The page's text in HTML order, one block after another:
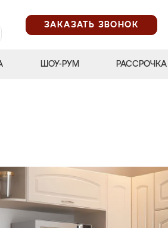
ЗАКАЗАТЬ ЗВОНОК
ШОУ-РУМ РАССРОЧКА